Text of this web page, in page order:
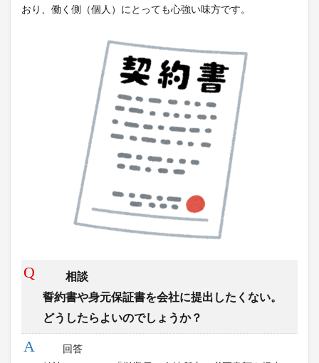
おり、働く側（個人）にとっても心強い味方です。
相談
誓約書や身元保証書を会社に提出したくない。
どうしたらよいのでしょうか？
回答